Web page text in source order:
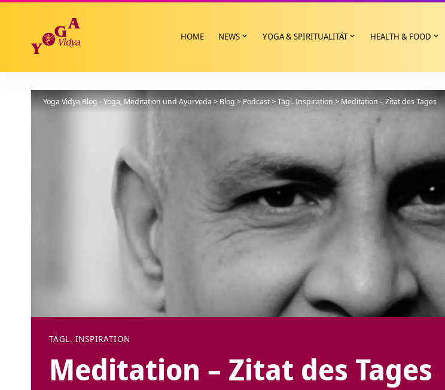
HOME NEWS YOGA & SPIRITUALITÄT HEALTH & FOOD
Yoga Vidya Blog - Yoga, Meditation und Ayurveda > Blog >Podcast>Tägl. Inspiration>Meditation – Zitat des Tages
TÄGL. INSPIRATION
Meditation – Zitat des Tages